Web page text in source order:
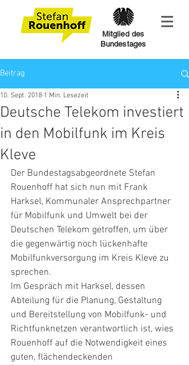
Mitglied des
Bundestages
Beitrag
Deutsche Telekom investiert
in den Mobilfunk im Kreis
Kleve
10. Sept. 2018 1 Min. Lesezeit
Der Bundestagsabgeordnete Stefan
Rouenhoff hat sich nun mit Frank
Harksel, Kommunaler Ansprechpartner
für Mobilfunk und Umwelt bei der
Deutschen Telekom getroffen, um über
die gegenwärtig noch lückenhafte
Mobilfunkversorgung im Kreis Kleve zu
sprechen.
Im Gespräch mit Harksel, dessen
Abteilung für die Planung, Gestaltung
und Bereitstellung von Mobilfunk- und
Richtfunknetzen verantwortlich ist, wies
Rouenhoff auf die Notwendigkeit eines
guten, flächendeckenden